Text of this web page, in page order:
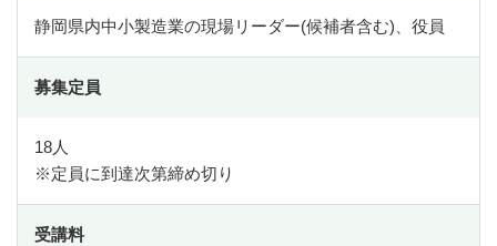
IoT大学連携講座
中小企業DX化支援事業
地域経済牽引企業の創出支援事業
静岡県内中小製造業の現場リーダー(候補者含む)、役員
募集定員
18人
※定員に到達次第締め切り
受講料